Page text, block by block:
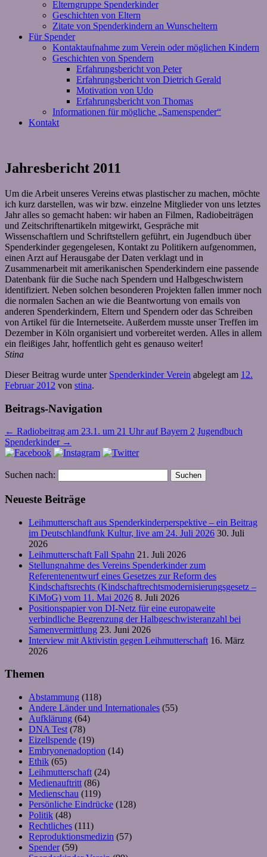
Elterngruppe Spenderkinder
Geschichten von Eltern
Zitate von Spenderkindern an Wunscheltern
Für Spender
Kontaktaufnahme zum Verein oder möglichen Kindern
Geschichten von Spendern
Erfahrungsbericht von Peter
Erfahrungsbericht von Dietrich Gerald
Motivation von Udo
Erfahrungsbericht von Thomas
Informationen für mögliche „Samenspender“
Kontakt
Jahresbericht 2011
Um die Arbeit unseres Vereins etwas plastischer zu machen, möchte
ich kurz darstellen, was wir bzw. einzelne Mitglieder von uns letztes
Jahr alles so gemacht haben: wir haben an Filmen, Radiobeiträgen
und Zeitschriftenartikeln mitgewirkt, Gespräche mit
Wissenschaftlern und Schriftstellern geführt, ein Jugendbuch über
Spenderkinder gegengelesen, Kontakt zu Politikern aufgenommen,
einen Arzt auf Herausgabe der Daten verklagt und in
Zusammenarbeit mit amerikanischen Spenderkindern eine passende
Datenbank für die Suche nach Spendern und Halbgeschwistern
identifiziert. Neben solchen besonderen Projekten fallen immer noch
die normalen Sachen an wie die Beantwortung von emails von
anderen Spenderkindern, Eltern und Spendern oder das Schreiben
von Artikel für die Internetseite. Außerdem musste unser Treffen im
Dezember in Köln organisiert und vorbereitet werden. Alles in allem
ein fleißiges Jahr, hoffentlich geht es genauso weiter!
Stina
Dieser Beitrag wurde unter Spenderkinder Verein abgelegt am 12.
Februar 2012 von stina.
Beitrags-Navigation
← Radiobeitrag am 23.1. um 21 Uhr auf Bayern 2 Jugendbuch
Spenderkinder →
Suchen nach:
Neueste Beiträge
Leihmutterschaft aus Spenderkinderperspektive – ein Beitrag
im Deutschlandfunk Kultur, live am 24. Juli 2026 30. Juli
2026
Leihmutterschaft Fall Spahn 21. Juli 2026
Stellungnahme des Vereins Spenderkinder zum
Referentenentwurf eines Gesetzes zur Reform des
Kindschaftsrechts (Kindschaftrechtsmodernisierungsgesetz –
KiMoG) vom 11. Mai 2026 8. Juli 2026
Positionspapier von DI-Netz für eine europaweite
verbindliche Begrenzung der Halbgeschwisteranzahl bei
Samenvermittlung 23. Juni 2026
Interview mit Aktivistin gegen Leihmutterschaft 16. März
2026
Themen
Abstammung (118)
Andere Länder und Internationales (55)
Aufklärung (64)
DNA Test (78)
Eizellspende (19)
Embryonenadoption (14)
Ethik (65)
Leihmutterschaft (24)
Medienauftritt (86)
Medienschau (119)
Persönliche Eindrücke (128)
Politik (48)
Rechtliches (111)
Reproduktionsmedizin (57)
Spender(59)